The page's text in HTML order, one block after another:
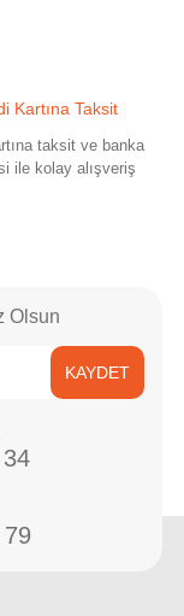
Kartına Taksit
taksit ve banka
ile kolay alışveriş
Olsun
KAYDET